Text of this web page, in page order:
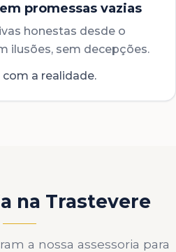
promessas vazias
honestas desde o
ilusões, sem decepções.
a realidade.
na Trastevere
a nossa assessoria para